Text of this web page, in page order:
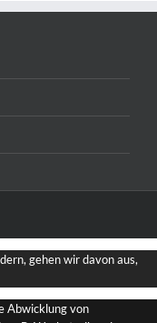
gehen wir davon aus,
Abwicklung von